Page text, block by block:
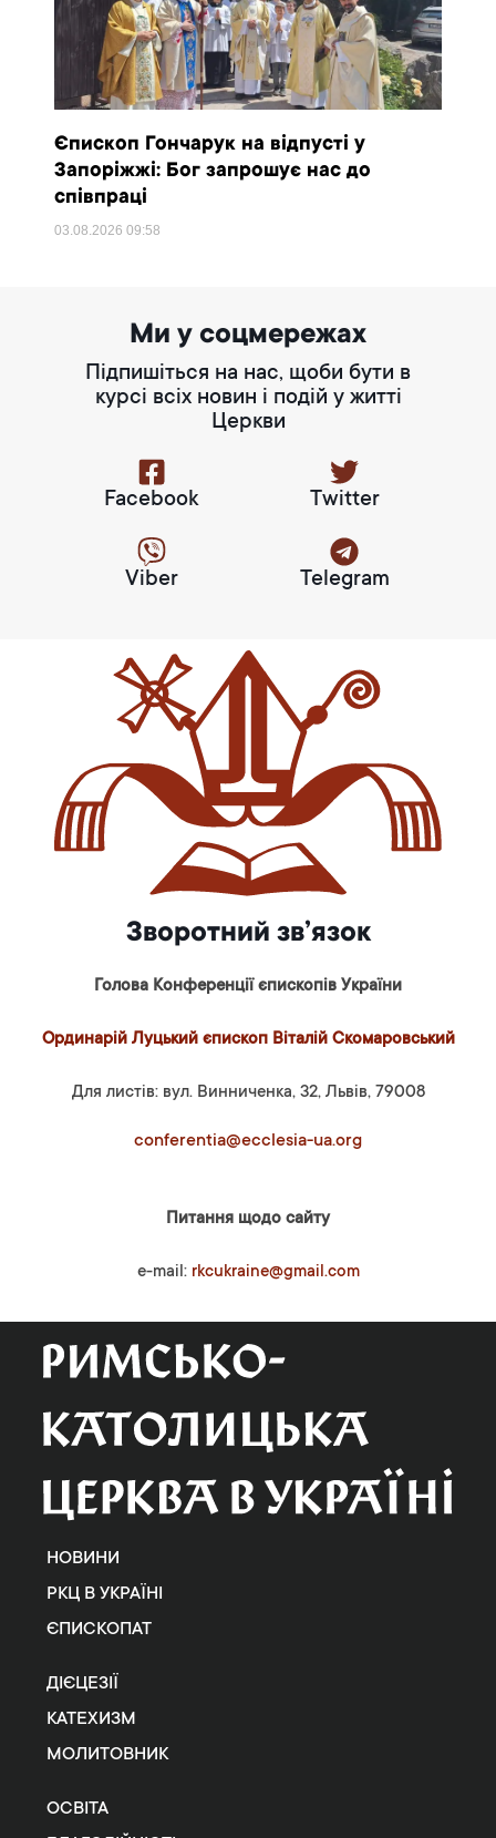
Єпископ Гончарук на відпусті у
Запоріжжі: Бог запрошує нас до
співпраці
03.08.202609:58
Ми у соцмережах
Підпишіться на нас, щоби бути в
курсі всіх новин і подій у житті
Церкви
Facebook Twitter
Viber Telegram
Зворотний зв’язок
Голова Конференції єпископів України
Ординарій Луцький єпископ Віталій Скомаровський
Для листів: вул. Винниченка, 32, Львів, 79008
conferentia@ecclesia-ua.org
Питання щодо сайту
e-mail: rkcukraine@gmail.com
НОВИНИ
РКЦ В УКРАЇНІ
ЄПИСКОПАТ
ДІЄЦЕЗІЇ
КАТЕХИЗМ
МОЛИТОВНИК
ОСВІТА